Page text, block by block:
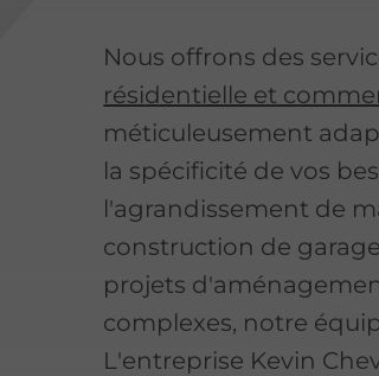
Nous offrons des
résidentielle et
méticuleusement
la spécificité de vos
l'agrandissement de
construction de
projets
complexes, notre
L'entreprise Kevin